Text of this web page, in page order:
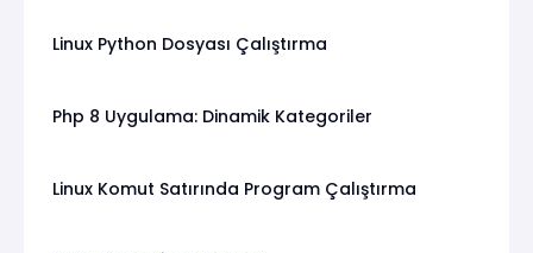
Linux Python Dosyası Çalıştırma
Php 8 Uygulama: Dinamik Kategoriler
Linux Komut Satırında Program Çalıştırma